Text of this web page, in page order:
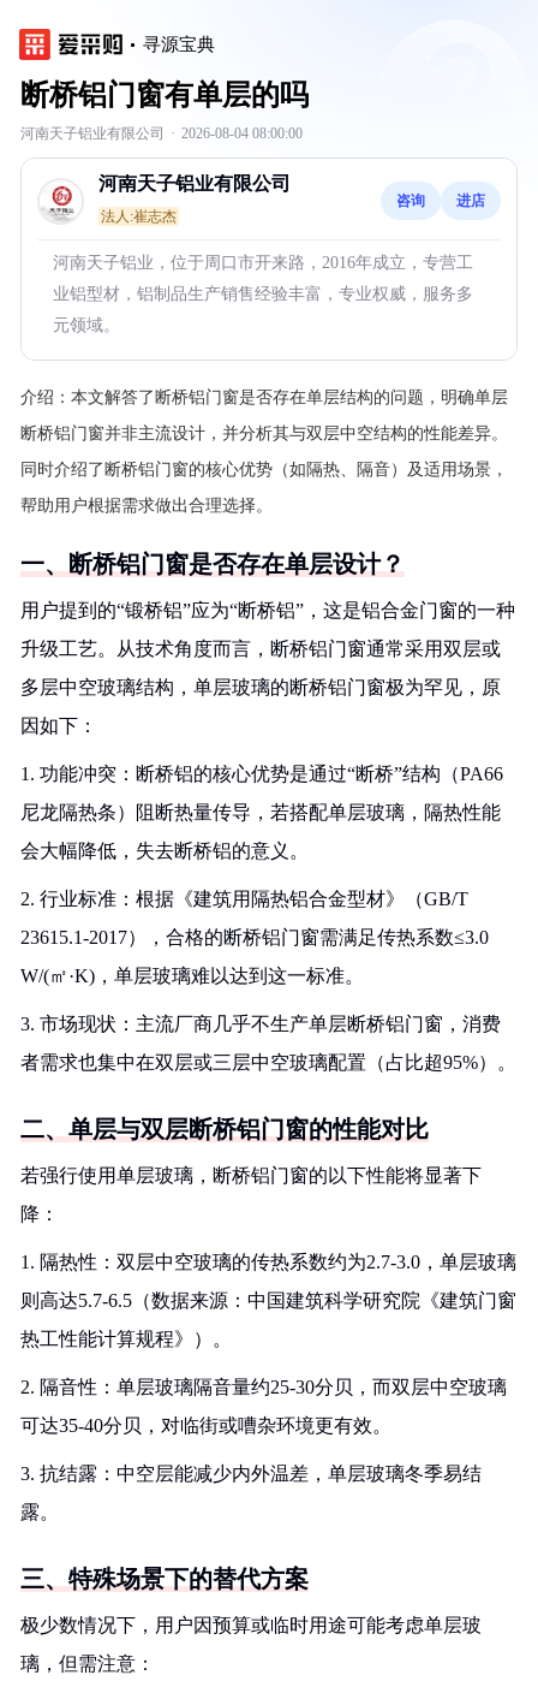
寻源宝典
断桥铝门窗有单层的吗
河南天子铝业有限公司 · 2026-08-04 08:00:00
河南天子铝业有限公司
法人:崔志杰
咨询 进店
河南天子铝业，位于周口市开来路，2016年成立，专营工
业铝型材，铝制品生产销售经验丰富，专业权威，服务多
元领域。
介绍： 本文解答了断桥铝门窗是否存在单层结构的问题，明确单层
断桥铝门窗并非主流设计，并分析其与双层中空结构的性能差异。
同时介绍了断桥铝门窗的核心优势（如隔热、隔音）及适用场景，
帮助用户根据需求做出合理选择。
一、断桥铝门窗是否存在单层设计？
用户提到的“锻桥铝”应为“断桥铝”，这是铝合金门窗的一种
升级工艺。从技术角度而言，断桥铝门窗通常采用双层或
多层中空玻璃结构，单层玻璃的断桥铝门窗极为罕见，原
因如下：
1. 功能冲突：断桥铝的核心优势是通过“断桥”结构（PA66
尼龙隔热条）阻断热量传导，若搭配单层玻璃，隔热性能
会大幅降低，失去断桥铝的意义。
2. 行业标准：根据《建筑用隔热铝合金型材》（GB/T
23615.1-2017），合格的断桥铝门窗需满足传热系数≤3.0
W/(㎡·K)，单层玻璃难以达到这一标准。
3. 市场现状：主流厂商几乎不生产单层断桥铝门窗，消费
者需求也集中在双层或三层中空玻璃配置（占比超95%）。
二、单层与双层断桥铝门窗的性能对比
若强行使用单层玻璃，断桥铝门窗的以下性能将显著下
降：
1. 隔热性：双层中空玻璃的传热系数约为2.7-3.0，单层玻璃
则高达5.7-6.5（数据来源：中国建筑科学研究院《建筑门窗
热工性能计算规程》）。
2. 隔音性：单层玻璃隔音量约25-30分贝，而双层中空玻璃
可达35-40分贝，对临街或嘈杂环境更有效。
3. 抗结露：中空层能减少内外温差，单层玻璃冬季易结
露。
三、特殊场景下的替代方案
极少数情况下，用户因预算或临时用途可能考虑单层玻
璃，但需注意：